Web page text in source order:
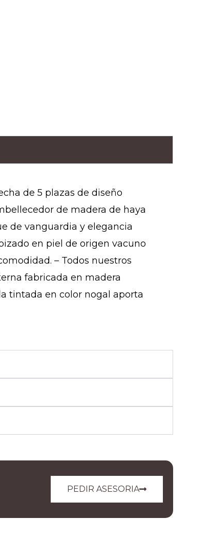
de 5 plazas de diseño
de madera de haya
de vanguardia y elegancia
en piel de origen vacuno
– Todos nuestros
fabricada en madera
tintada en color nogal aporta
PEDIR ASESORIA